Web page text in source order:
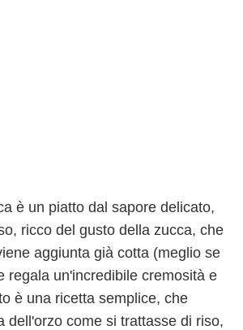
è un piatto dal sapore delicato,
ricco del gusto della zucca, che
aggiunta già cotta (meglio se
regala un'incredibile cremosità e
è una ricetta semplice, che
dell'orzo come si trattasse di riso,